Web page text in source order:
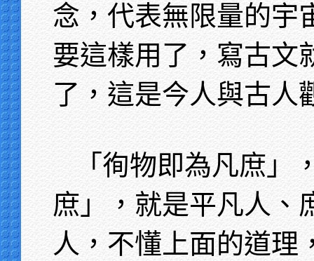
念，代表無限量的宇
要這樣用了，寫古文
了，這是今人與古人
「徇物即為凡庶」
庶」，就是平凡人、
人，不懂上面的道理